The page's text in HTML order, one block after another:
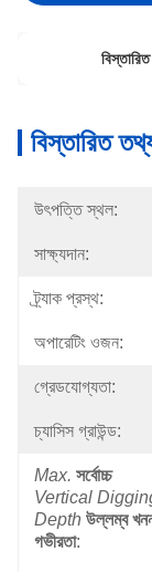
বিস্তারিত
উৎপত্তি স্থল:
সাক্ষ্যদান:
ট্র্যাক প্রস্থ:
অপারেটিং ওজন:
গ্রেডযোগ্যতা:
চ্যাসিস গ্রাউন্ড:
Max. সর্বোচ্চ
Vertical
Depth উল্লম্ব
গভীরতা: